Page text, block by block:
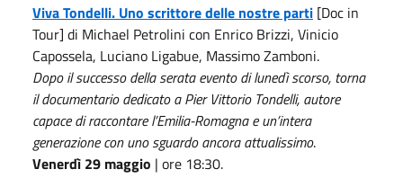
Viva Tondelli. Uno scrittore delle nostre parti [Doc in
Tour] di Michael Petrolini con Enrico Brizzi, Vinicio
Capossela, Luciano Ligabue, Massimo Zamboni.
Dopo il successo della serata evento di lunedì scorso, torna
il documentario dedicato a Pier Vittorio Tondelli, autore
capace di raccontare l’Emilia-Romagna e un’intera
generazione con uno sguardo ancora attualissimo.
Venerdì 29 maggio | ore 18:30.